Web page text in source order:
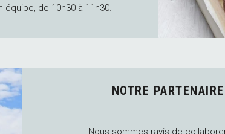
équipe, de 10h30 à 11h30.
6 à 12 ans)
à CHF 15 par enfant.
NOTRE
Nous sommes ravis de